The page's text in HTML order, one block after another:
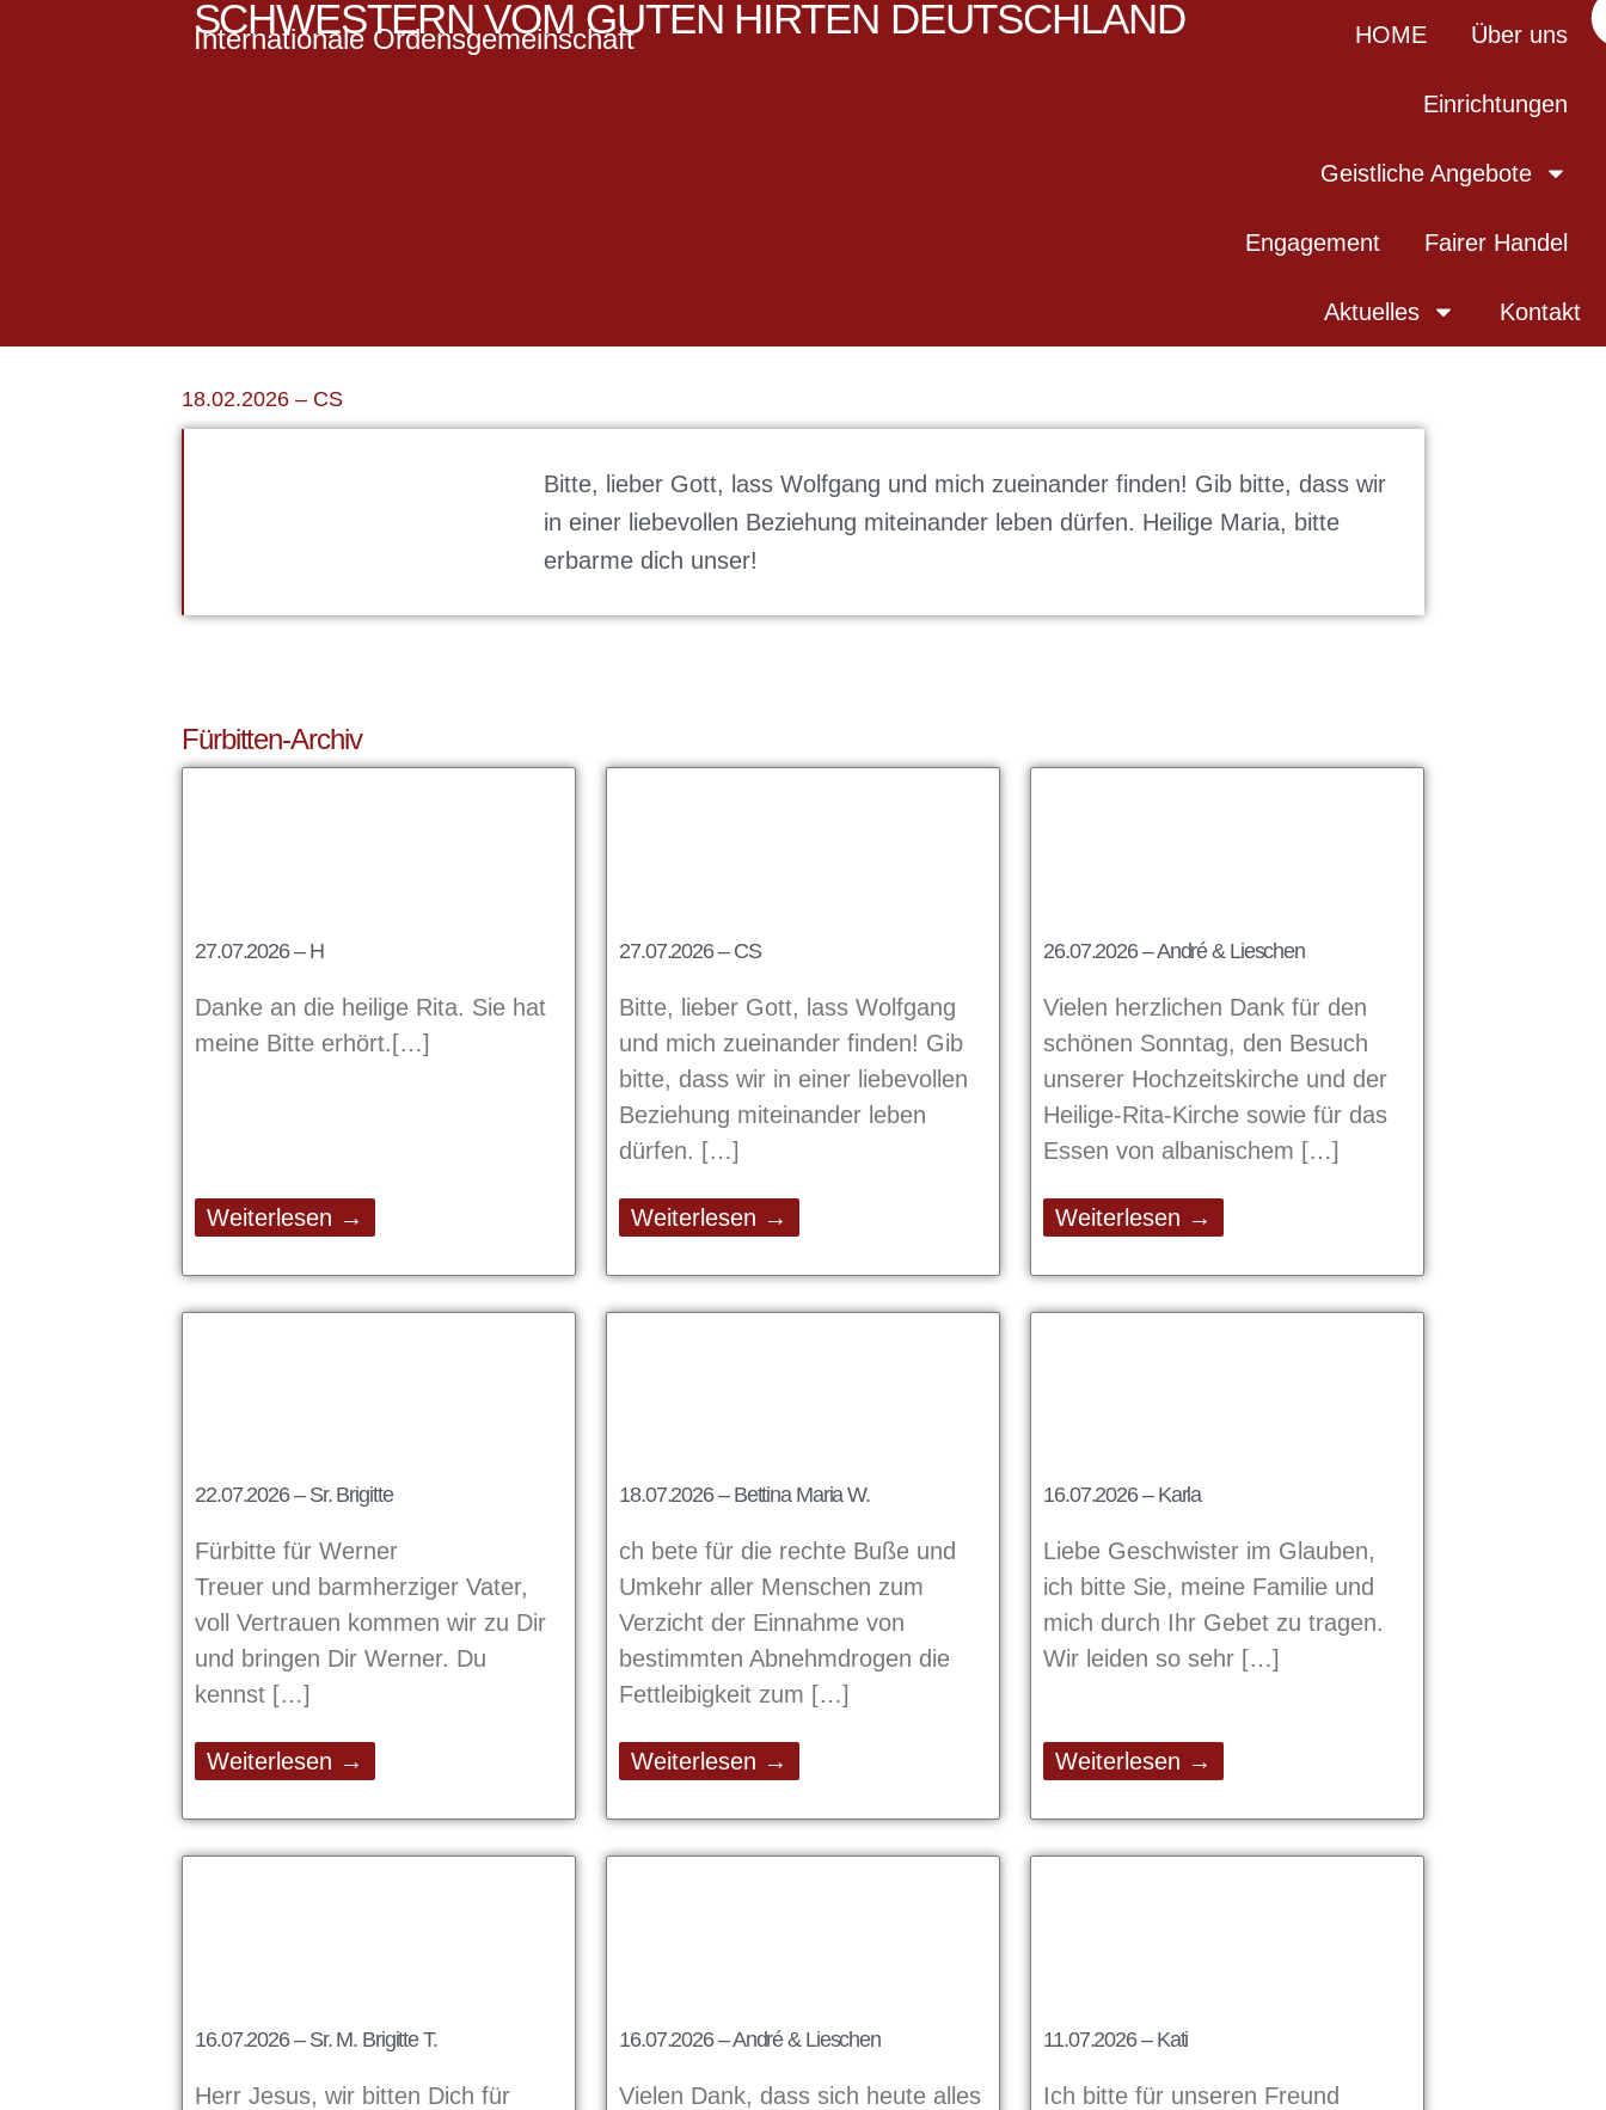
SCHWESTERN VOM GUTEN HIRTEN DEUTSCHLAND
Internationale Ordensgemeinschaft HOME Über uns
Einrichtungen
Geistliche Angebote
Engagement Fairer Handel
Aktuelles Kontakt
18.02.2026 – CS
Bitte, lieber Gott, lass Wolfgang und mich zueinander finden! Gib bitte, dass wir
in einer liebevollen Beziehung miteinander leben dürfen. Heilige Maria, bitte
erbarme dich unser!
Fürbitten-Archiv
27.07.2026 – H
Danke an die heilige Rita. Sie hat
meine Bitte erhört.
Weiterlesen →
27.07.2026 – CS
Bitte, lieber Gott, lass Wolfgang
und mich zueinander finden! Gib
bitte, dass wir in einer liebevollen
Beziehung miteinander leben
dürfen.
Weiterlesen →
26.07.2026 – André & Lieschen
Vielen herzlichen Dank für den
schönen Sonntag, den Besuch
unserer Hochzeitskirche und der
Heilige-Rita-Kirche sowie für das
Essen von albanischem
Weiterlesen →
22.07.2026 – Sr. Brigitte
Fürbitte für Werner
Treuer und barmherziger Vater,
voll Vertrauen kommen wir zu Dir
und bringen Dir Werner. Du
kennst
Weiterlesen →
18.07.2026 – Bettina Maria W.
ch bete für die rechte Buße und
Umkehr aller Menschen zum
Verzicht der Einnahme von
bestimmten Abnehmdrogen die
Fettleibigkeit zum
Weiterlesen →
16.07.2026 – Karla
Liebe Geschwister im Glauben,
ich bitte Sie, meine Familie und
mich durch Ihr Gebet zu tragen.
Wir leiden so sehr
Weiterlesen →
16.07.2026 – Sr. M. Brigitte T.
Herr Jesus, wir bitten Dich für
16.07.2026 – André & Lieschen
Vielen Dank, dass sich heute alles
11.07.2026 – Kati
Ich bitte für unseren Freund